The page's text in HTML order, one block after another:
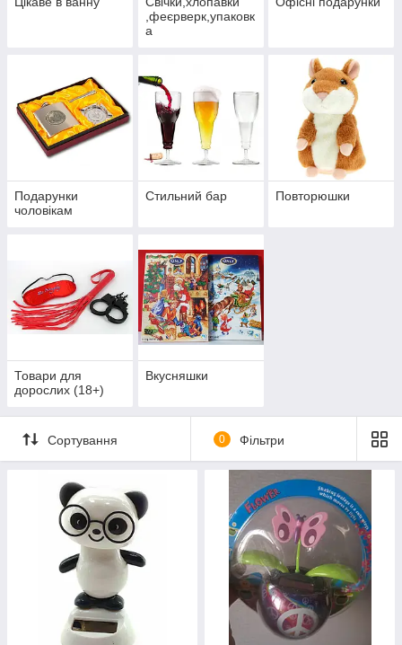
,феєрверк,упаковк
а
Подарунки
чоловікам
Стильний бар Повторюшки
Товари для
дорослих (18+)
Вкусняшки
Сортування 0 Фільтри